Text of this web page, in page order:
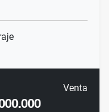
Venta